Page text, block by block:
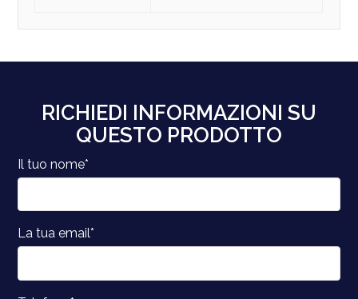
RICHIEDI INFORMAZIONI SU
QUESTO PRODOTTO
Il tuo nome*
La tua email*